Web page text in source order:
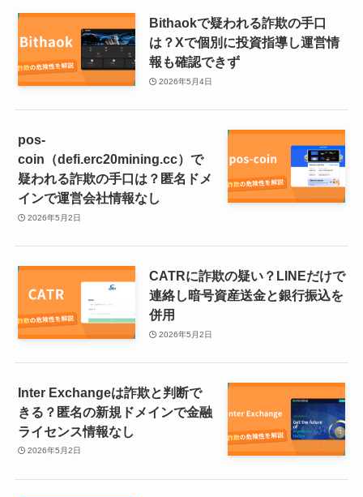
Bithaokで疑われる詐欺の手口
は？Xで個別に投資指導し運営情
報も確認できず
2026年5月4日
pos-
coin（defi.erc20mining.cc）で
疑われる詐欺の手口は？匿名ドメ
インで運営会社情報なし
2026年5月2日
CATRに詐欺の疑い？LINEだけで
連絡し暗号資産送金と銀行振込を
併用
2026年5月2日
Inter Exchangeは詐欺と判断で
きる？匿名の新規ドメインで金融
ライセンス情報なし
2026年5月2日